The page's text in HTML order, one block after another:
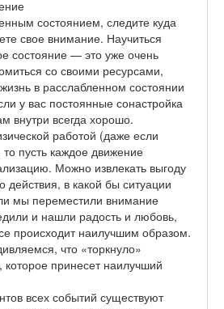
состоянием, следите куда
свое внимание. Научиться
состояние — это уже очень
со своими ресурсами,
в расслабленном состоянии
у вас постоянные сонастройка
внутри всегда хорошо.
работой (даже если
пусть каждое движение
Можно извлекать выгоду
действия, в какой бы ситуации
мы переместили внимание
и нашли радость и любовь,
происходит наилучшим образом.
что «торкнуло»
которое принесет наилучший
всех событий существуют